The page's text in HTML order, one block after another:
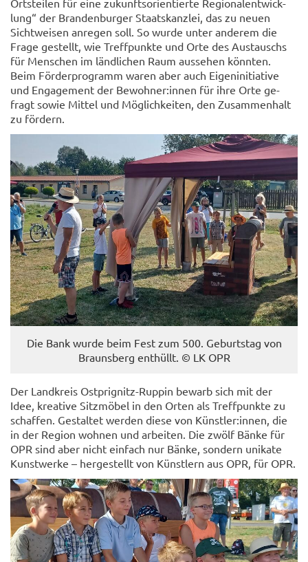
Orts­tei­len für eine zu­kunfts­ori­en­tier­te Re­gio­nal­ent­wick­
lung“ der Bran­den­bur­ger Staats­kanz­lei, das zu neuen
Sicht­wei­sen an­re­gen soll. So wurde unter an­de­rem die
Frage ge­stellt, wie Treff­punk­te und Orte des Aus­tauschs
für Men­schen im länd­li­chen Raum aus­se­hen könn­ten.
Beim För­der­pro­gramm waren aber auch Ei­gen­in­itia­ti­ve
und En­ga­ge­ment der Be­woh­ner:innen für ihre Orte ge­
fragt sowie Mit­tel und Mög­lich­kei­ten, den Zu­sam­men­halt
zu för­dern.
Die Bank wurde beim Fest zum 500. Ge­burts­tag von
Brauns­berg ent­hüllt. © LK OPR
Der Land­kreis Ostprignitz-​Ruppin be­warb sich mit der
Idee, krea­ti­ve Sitz­mö­bel in den Orten als Treff­punk­te zu
schaf­fen. Ge­stal­tet wer­den diese von Künst­ler:innen, die
in der Re­gi­on woh­nen und ar­bei­ten. Die zwölf Bänke für
OPR sind aber nicht ein­fach nur Bänke, son­dern uni­ka­te
Kunst­wer­ke – her­ge­stellt von Künst­lern aus OPR, für OPR.